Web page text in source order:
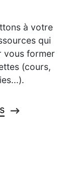
à votre
qui
vous former
(cours,